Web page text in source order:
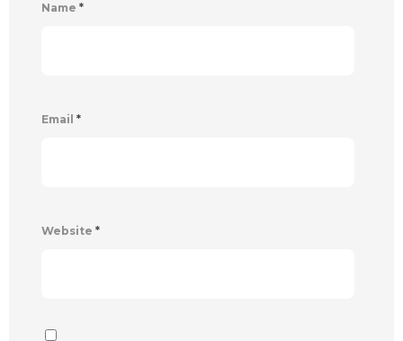
Name *
Email *
Website *